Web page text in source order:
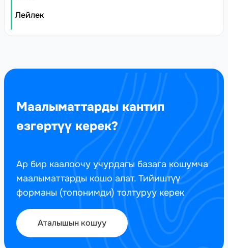
Лейлек
Маалыматтарды кантип
өзгөртүү керек?
Ар бир каалоочу учурдагы базага кошумча
маалыматтарды кошо алат. Тийиштүү
форманы (топонимди) толтуруу керек
Аталышын кошуу